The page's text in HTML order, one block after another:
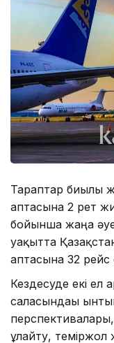
Тараптар биылғы
аптасына 2 рет
бойынша жаңа әуе
уақытта
аптасына 32
Кездесуде екі ел
саласындағы
ұлғайту,